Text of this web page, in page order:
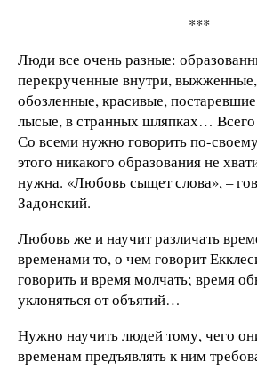
***
Люди все очень разные:
перекрученные внутри,
обозленные, красивые,
лысые, в странных шляпках…
Со всеми нужно говорить по-
этого никакого образования не
нужна. «Любовь сыщет слова», –
Задонский.
Любовь же и научит различать
временами то, о чем говорит
говорить и время молчать; время
уклоняться от объятий…
Нужно научить людей тому, чего
временам предъявлять к ним